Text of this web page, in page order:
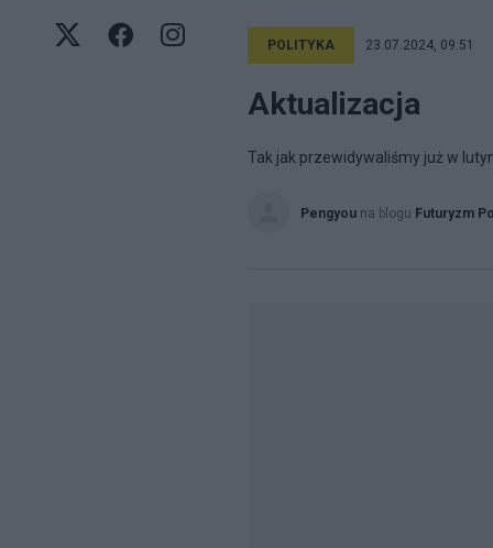
POLITYKA 23.07.2024, 09:51
Aktualizacja
Tak jak przewidywaliśmy już w
Pengyou na blogu Futuryzm